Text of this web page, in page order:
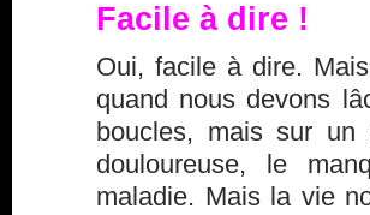
Facile à dire !
Oui, facile à dire.
quand nous devons
boucles, mais sur un
douloureuse, le
maladie. Mais la vie